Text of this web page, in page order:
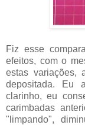
Fiz esse
efeitos, com o
estas variações,
depositada. Eu
clarinho, eu
carimbadas
"limpando",